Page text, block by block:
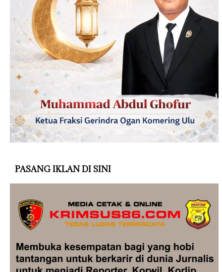
PASANG IKLAN DI SINI